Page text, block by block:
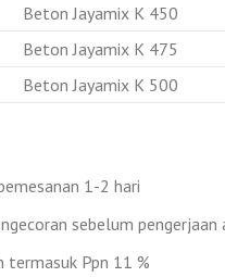
Beton Jayamix K 450
Beton Jayamix K 475
Beton Jayamix K 500
1-2 hari
sebelum
termasuk Ppn 11 %